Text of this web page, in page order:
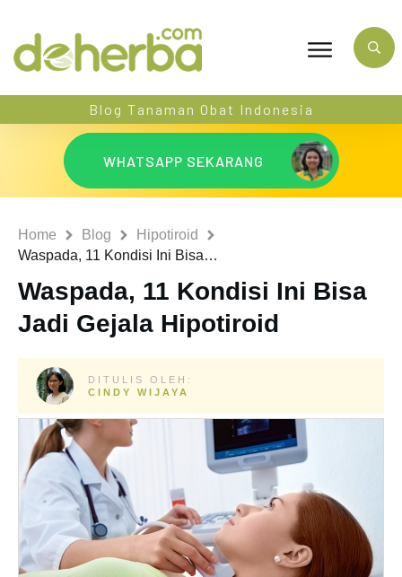
Blog Tanaman Obat Indonesia
WHATSAPP SEKARANG
Home Blog
Hipotiroid
Waspada, 11 Kondisi Ini Bisa Jadi Gejala Hipotiroid
Waspada, 11 Kondisi Ini Bisa
Jadi Gejala Hipotiroid
DITULIS OLEH:
CINDY WIJAYA